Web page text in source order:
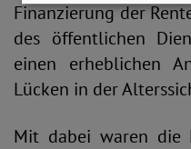
Finanzierung der
des öffentlichen
einen erheblichen
Lücken in der
Mit dabei waren die